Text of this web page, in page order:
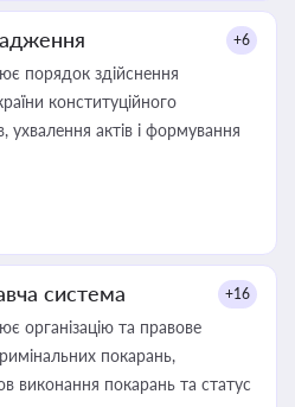
+6
порядок здійснення
конституційного
ухвалення актів і формування
система +16
організацію та правове
покарань,
виконання покарань та статус